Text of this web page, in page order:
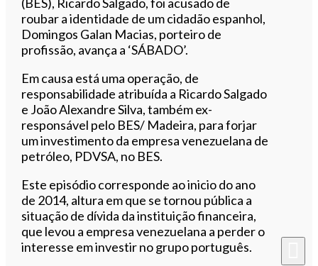
roubar a identidade de um cidadão espanhol,
Domingos Galan Macias, porteiro de
profissão, avança a ‘SÁBADO’.
Em causa está uma operação, de
responsabilidade atribuída a Ricardo Salgado
e João Alexandre Silva, também ex-
responsável pelo BES/ Madeira, para forjar
um investimento da empresa venezuelana de
petróleo, PDVSA, no BES.
Este episódio corresponde ao inicio do ano
de 2014, altura em que se tornou pública a
situação de dívida da instituição financeira,
que levou a empresa venezuelana a perder o
interesse em investir no grupo português.